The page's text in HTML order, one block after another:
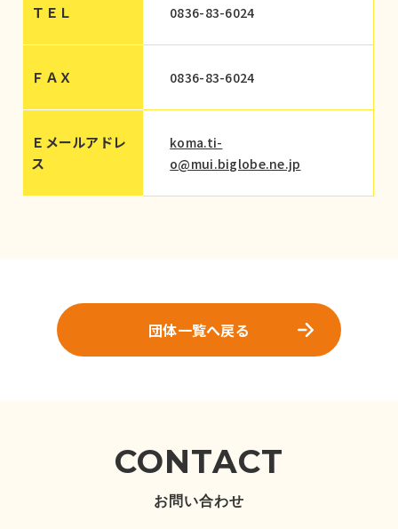
ＴＥＬ 0836-83-6024
ＦＡＸ 0836-83-6024
Ｅメールアドレ
ス
koma.ti-
o@mui.biglobe.ne.jp
団体一覧へ戻る
CONTACT
お問い合わせ